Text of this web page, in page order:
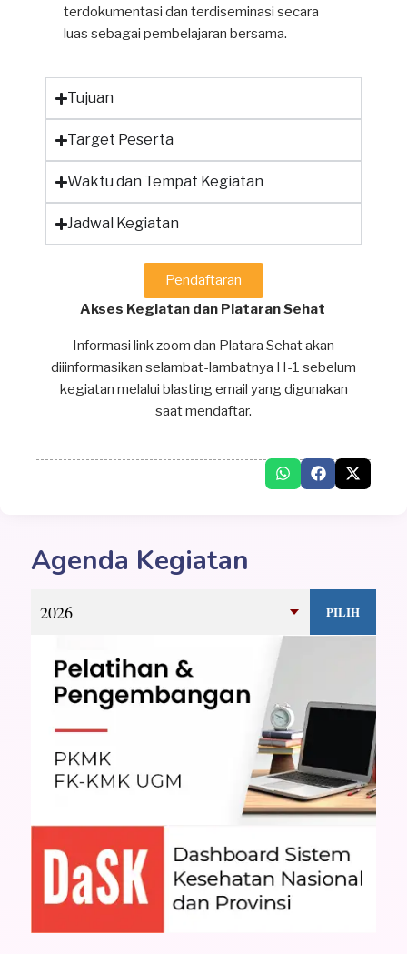
terdokumentasi dan terdiseminasi secara
luas sebagai pembelajaran bersama.
Tujuan
Target Peserta
Waktu dan Tempat Kegiatan
Jadwal Kegiatan
Pendaftaran
Akses Kegiatan dan Plataran Sehat
Informasi link zoom dan Platara Sehat akan
diiinformasikan selambat-lambatnya H-1 sebelum
kegiatan melalui blasting email yang digunakan
saat mendaftar.
Agenda Kegiatan
PILIH